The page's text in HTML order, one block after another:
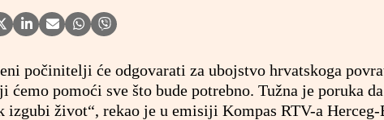
počinitelji će odgovarati za ubojstvo hrvatskoga
ćemo pomoći sve što bude potrebno. Tužna je poruka
izgubi život“, rekao je u emisiji Kompas RTV-a Herceg-